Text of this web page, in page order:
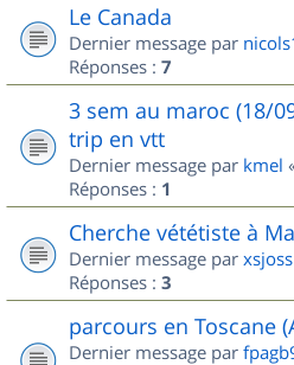
Le Canada
Dernier message par
Réponses : 7
3 sem au maroc (18/
trip en vtt
Dernier message par kmel
Réponses : 1
Cherche vététiste à
Dernier message par xsjoss
Réponses : 3
parcours en Toscane
Dernier message par